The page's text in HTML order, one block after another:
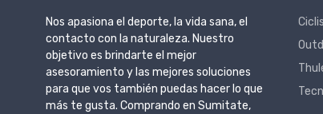
Nos apasiona el deporte, la vida sana, el
contacto con la naturaleza. Nuestro
objetivo es brindarte el mejor
asesoramiento y las mejores soluciones
para que vos también puedas hacer lo que
más te gusta. Comprando en Sumitate,